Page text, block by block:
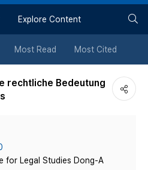
튼
Explore Content
Most Read Most Cited
rechtliche Bedeutung
for Legal Studies Dong-A